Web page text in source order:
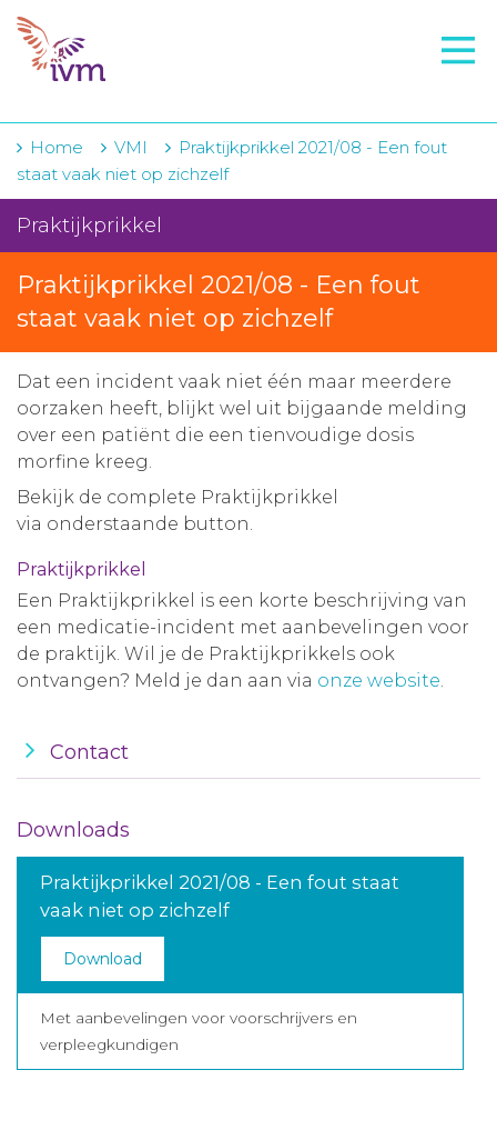
VMI
IVM-academie
Zorginstellingen
Voorschrijfgedrag
Projecten
Over IVM
Actueel
Contact
Aanmelden nieuwsbrief
Inloggen
Toegang leeromgeving
Home VMI
Praktijkprikkel 2021/08 - Een fout
staat vaak niet op zichzelf
Praktijkprikkel
Praktijkprikkel 2021/08 - Een fout
staat vaak niet op zichzelf
Dat een incident vaak niet één maar meerdere
oorzaken heeft, blijkt wel uit bijgaande melding
over een patiënt die een tienvoudige dosis
morfine kreeg.
Bekijk de complete Praktijkprikkel
via onderstaande button.
Praktijkprikkel
Een Praktijkprikkel is een korte beschrijving van
een medicatie-incident met aanbevelingen voor
de praktijk. Wil je de Praktijkprikkels ook
ontvangen? Meld je dan aan via onze website.
Contact
Downloads
Praktijkprikkel 2021/08 - Een fout staat
vaak niet op zichzelf
Download
Met aanbevelingen voor voorschrijvers en
verpleegkundigen